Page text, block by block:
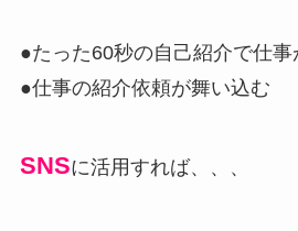
●たった60秒の自己紹介で仕事
●仕事の紹介依頼が舞い込む
SNSに活用すれば、、、